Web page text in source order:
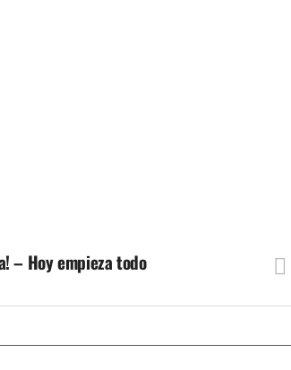
– Hoy empieza todo